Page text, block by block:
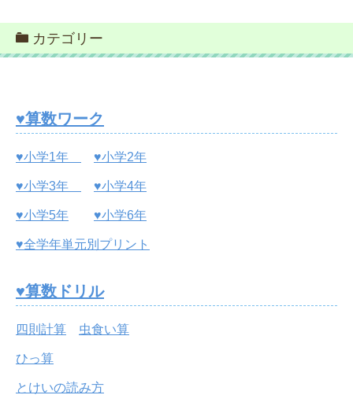
カテゴリー
♥算数ワーク
♥小学1年 ♥小学2年
♥小学3年 ♥小学4年
♥小学5年 ♥小学6年
♥全学年単元別プリント
♥算数ドリル
四則計算 虫食い算
ひっ算
とけいの読み方